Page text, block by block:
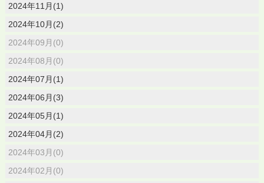
2024年11月(1)
2024年10月(2)
2024年09月(0)
2024年08月(0)
2024年07月(1)
2024年06月(3)
2024年05月(1)
2024年04月(2)
2024年03月(0)
2024年02月(0)